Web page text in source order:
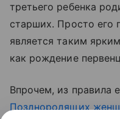
третьего ребенка
старших. Просто его
является таким
как рождение
Впрочем, из правила
Позднородящих